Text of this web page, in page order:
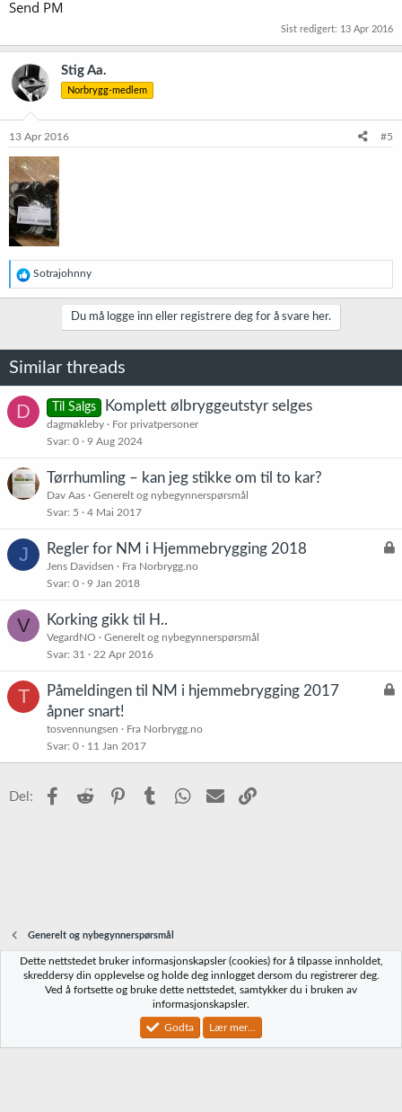
Send PM
Sist redigert: 13 Apr 2016
Stig Aa.
Norbrygg-medlem
13 Apr 2016 #5
R
e
a
n
e
r
Sotrajohnny
Du må logge inn eller registrere deg for å svare her.
Similar threads
D Til Salgs Komplett ølbryggeutstyr selges
dagmøkleby
For privatpersoner
Svar 0 9 Aug 2024
Tørrhumling – kan jeg stikke om til to kar?
Dav Aas
Generelt og nybegynnerspørsmål
Svar 5 4 Mai 2017
J
L
Regler for NM i Hjemmebrygging 2018
Jens Davidsen
Fra Norbrygg.no
Svar 0 9 Jan 2018
V Korking gikk til H..
VegardNO
Generelt og nybegynnerspørsmål
Svar 31 22 Apr 2016
T
L
Påmeldingen til NM i hjemmebrygging 2017
åpner snart!
tosvennungsen
Fra Norbrygg.no
Svar 0 11 Jan 2017
Del: Facebook
Reddit PinterestTumblr WhatsApp
E-post
Generelt og nybegynnerspørsmål
Norbrygg-default
Vilkår og regler Personvernregler
Community platform by XenForo® © 2010-2023 XenForo Ltd.
Dette nettstedet bruker informasjonskapsler (cookies) for å tilpasse innholdet,
skreddersy din opplevelse og holde deg innlogget dersom du registrerer deg.
Ved å fortsette og bruke dette nettstedet, samtykker du i bruken av
informasjonskapsler.
Godta Lær mer...